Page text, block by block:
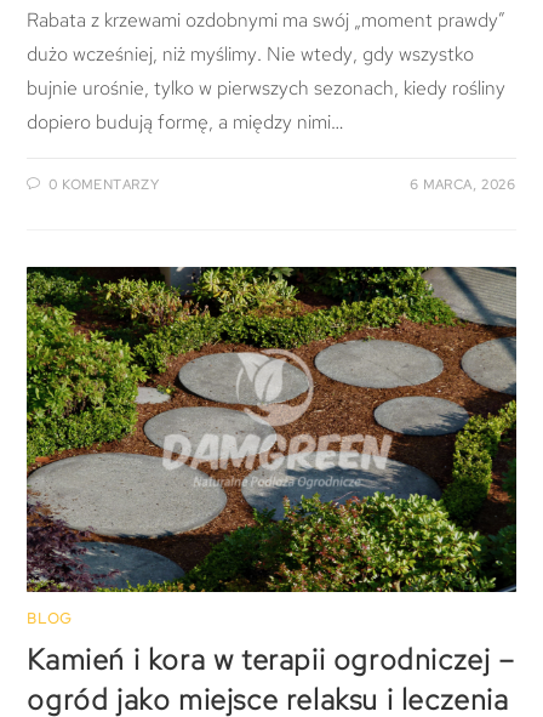
Rabata z krzewami ozdobnymi ma swój „moment prawdy”
dużo wcześniej, niż myślimy. Nie wtedy, gdy wszystko
bujnie urośnie, tylko w pierwszych sezonach, kiedy rośliny
dopiero budują formę, a między nimi…
0 KOMENTARZY 6 MARCA, 2026
BLOG
Kamień i kora w terapii ogrodniczej –
ogród jako miejsce relaksu i leczenia